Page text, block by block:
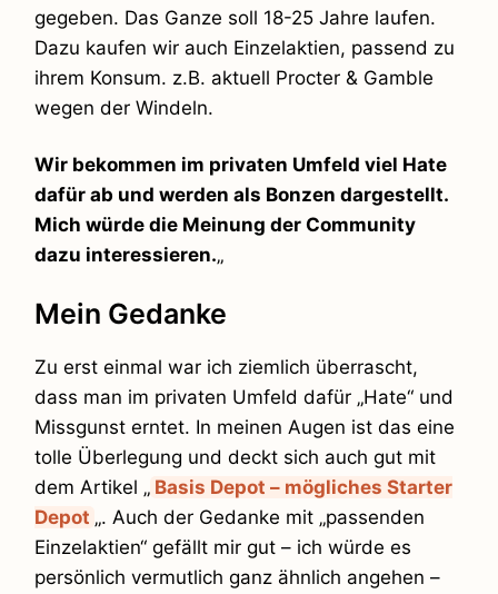
gegeben. Das Ganze soll 18-25 Jahre laufen.
Dazu kaufen wir auch Einzelaktien, passend zu
ihrem Konsum. z.B. aktuell Procter & Gamble
wegen der Windeln.
Wir bekommen im privaten Umfeld viel Hate
dafür ab und werden als Bonzen dargestellt.
Mich würde die Meinung der Community
dazu interessieren.„
Mein Gedanke
Zu erst einmal war ich ziemlich überrascht,
dass man im privaten Umfeld dafür „Hate“ und
Missgunst erntet. In meinen Augen ist das eine
tolle Überlegung und deckt sich auch gut mit
dem Artikel „ Basis Depot – mögliches Starter
Depot „. Auch der Gedanke mit „passenden
Einzelaktien“ gefällt mir gut – ich würde es
persönlich vermutlich ganz ähnlich angehen –